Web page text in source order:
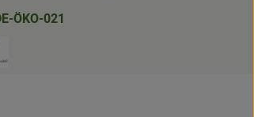
nachhaltigkeit.html
ÖKO-021